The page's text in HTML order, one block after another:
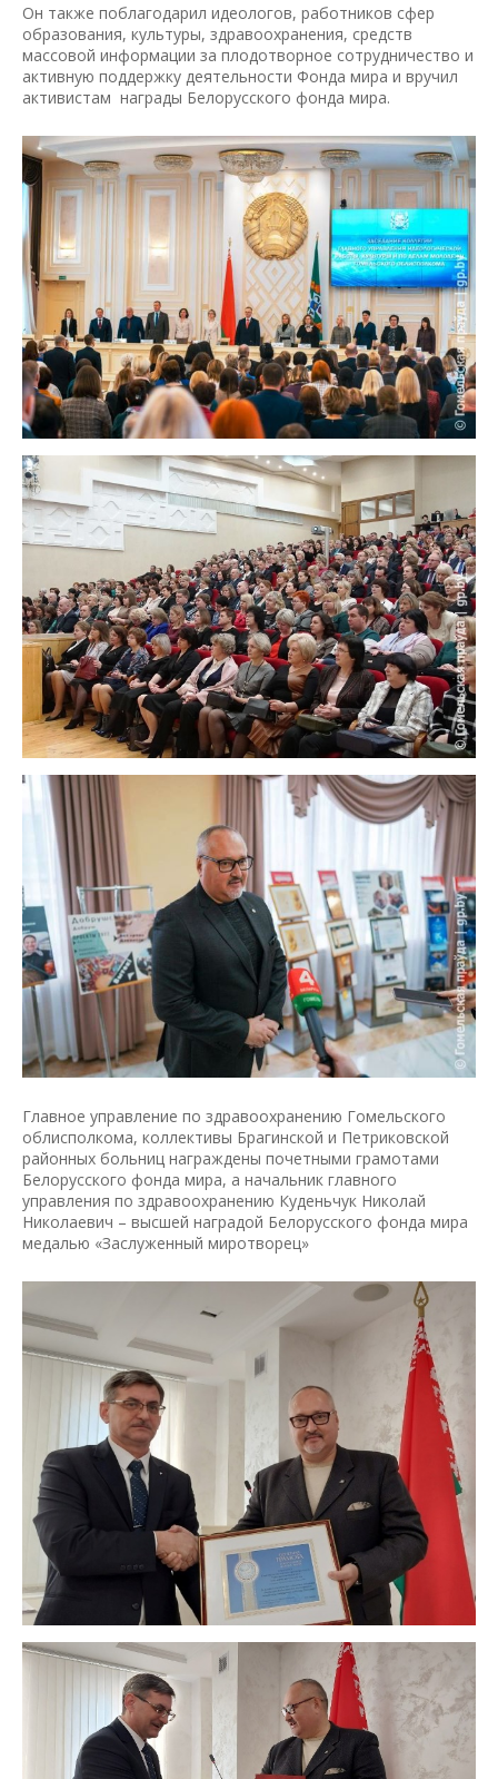
Он также поблагодарил идеологов, работников сфер
образования, культуры, здравоохранения, средств
массовой информации за плодотворное сотрудничество и
активную поддержку деятельности Фонда мира и вручил
активистам награды Белорусского фонда мира.
Главное управление по здравоохранению Гомельского
облисполкома, коллективы Брагинской и Петриковской
районных больниц награждены почетными грамотами
Белорусского фонда мира, а начальник главного
управления по здравоохранению Куденьчук Николай
Николаевич – высшей наградой Белорусского фонда мира
медалью «Заслуженный миротворец»